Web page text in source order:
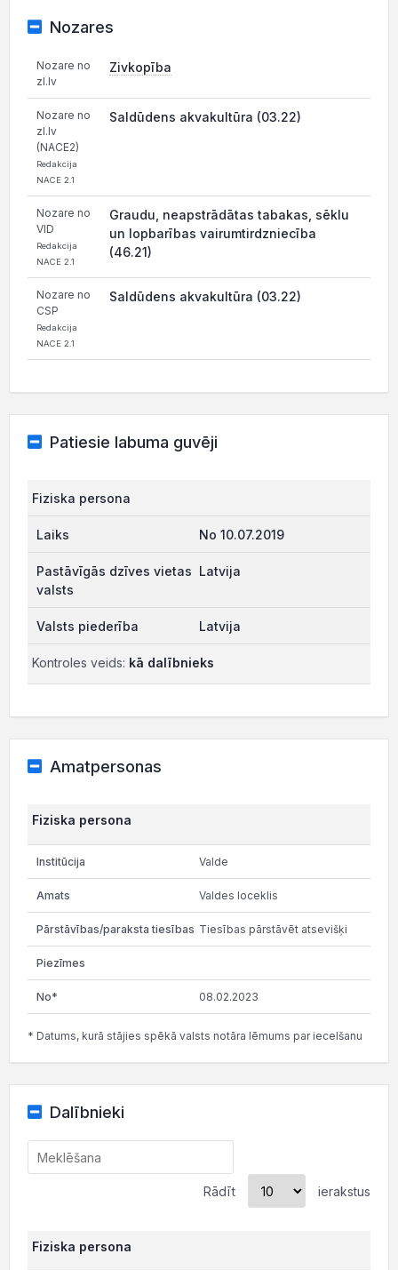
Nozares
Nozare no
zl.lv
Zivkopība
Nozare no
zl.lv
(NACE2)
Redakcija
NACE 2.1
Saldūdens akvakultūra (03.22)
Nozare no
VID
Redakcija
NACE 2.1
Graudu, neapstrādātas tabakas, sēklu
un lopbarības vairumtirdzniecība
(46.21)
Nozare no
CSP
Redakcija
NACE 2.1
Saldūdens akvakultūra (03.22)
Patiesie labuma guvēji
Fiziska persona
No 10.07.2019
Latvija
Latvija
Kontroles veids: kā dalībnieks
Amatpersonas
Fiziska persona
Valde
Valdes loceklis
Tiesības pārstāvēt atsevišķi
08.02.2023
* Datums, kurā stājies spēkā valsts notāra lēmums par iecelšanu
Dalībnieki
Rādīt ierakstus
Fiziska persona